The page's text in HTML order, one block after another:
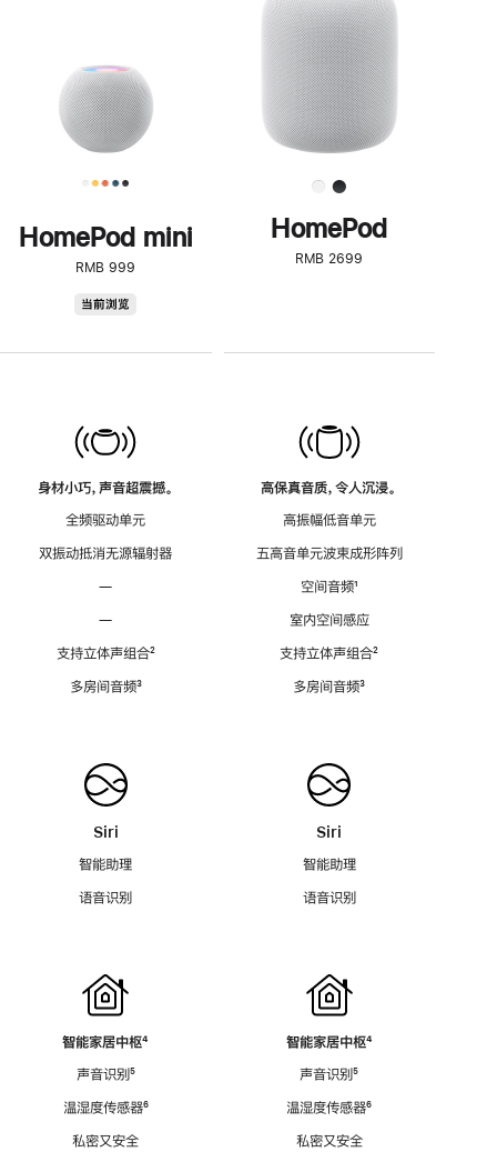
HomePod mini
RMB 999
当前浏览
身材小巧，声音超震撼。
全频驱动单元
双振动抵消无源辐射器
—
—
支持立体声组合脚
²
多房间音频脚
³
Siri
智能助理
语音识别
智能家居中枢脚
⁴
声音识别脚
⁵
温湿度传感器脚
⁶
私密又安全
了
解
HomePod<
HomePod
RMB 2699
高保真音质，令人沉浸。
高振幅低音单元
五高音单元波束成形阵列
空间音频脚
¹
室内空间感应
支持立体声组合脚
²
多房间音频脚
³
Siri
智能助理
语音识别
智能家居中枢脚
⁴
声音识别脚
⁵
温湿度传感器脚
⁶
私密又安全